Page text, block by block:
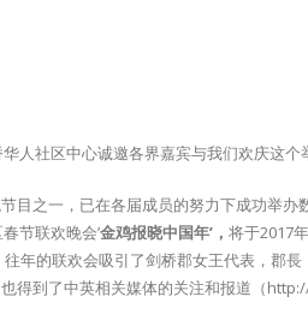
人社区中心诚邀各界嘉宾与我们欢庆这
目之一，已在各届成员的努力下成功举
节联欢晚会’金鸡报晓中国年’， 将于2017
年的联欢会吸引了剑桥郡女王代表，郡
得到了中英相关媒体的关注和报道（